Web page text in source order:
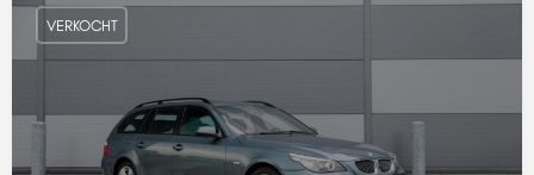
VERKOCHT